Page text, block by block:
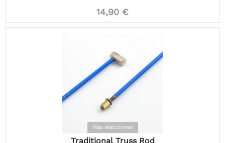
14,90 €
Más elecciones
Traditional Truss Rod